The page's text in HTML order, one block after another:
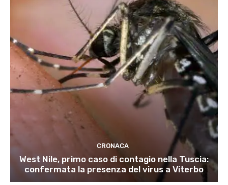
CRONACA
West Nile, primo caso di contagio nella Tuscia:
confermata la presenza del virus a Viterbo